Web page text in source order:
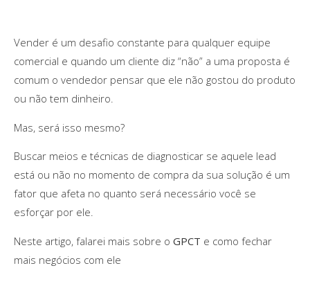
Vender é um desafio constante para qualquer equipe
comercial e quando um cliente diz “não” a uma proposta é
comum o vendedor pensar que ele não gostou do produto
ou não tem dinheiro.
Mas, será isso mesmo?
Buscar meios e técnicas de diagnosticar se aquele lead
está ou não no momento de compra da sua solução é um
fator que afeta no quanto será necessário você se
esforçar por ele.
Neste artigo, falarei mais sobre o GPCT e como fechar
mais negócios com ele